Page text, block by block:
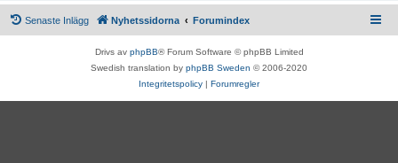
Senaste Inlägg Nyhetssidorna Forumindex
Drivs av phpBB® Forum Software © phpBB Limited
Swedish translation by phpBB Sweden © 2006-2020
Integritetspolicy | Forumregler